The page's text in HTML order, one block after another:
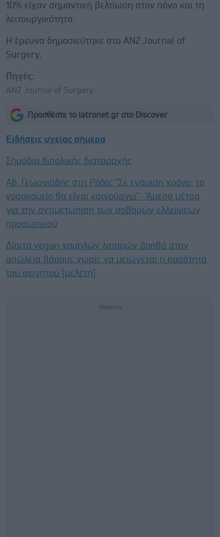
10% είχαν σημαντική βελτίωση στον πόνο και τη
λειτουργικότητα.
Η έρευνα δημοσιεύτηκε στο ANZ Journal of
Surgery.
Πηγές:
ANZ Journal of Surgery.
Προσθέστε το iatronet.gr στο Discover
Ειδήσεις υγείας σήμερα
Σημάδια διπολικής διαταραχής
Αδ. Γεωργιάδης στη Ρόδο: ''Σε ενάμιση χρόνο, το
νοσοκομείο θα είναι καινούργιο''- 'Αμεσα μέτρα
για την αντιμετώπιση των σοβαρών ελλείψεων
προσωπικού
Δίαιτα vegan χαμηλών λιπαρών βοηθά στην
απώλεια βάρους χωρίς να μειώνεται η ποσότητα
του φαγητού [μελέτη]